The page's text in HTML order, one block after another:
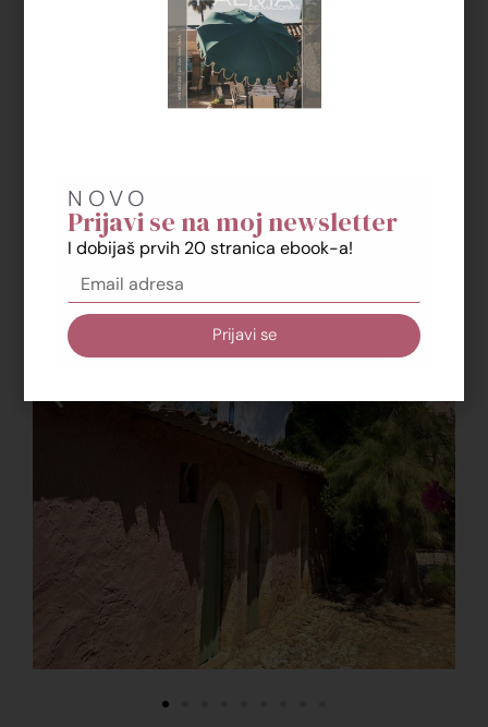
događajima je bila namera autora, ali može biti i
slučajnost ili rezultat Vaše vlastite uznemirene mašte.
NOVO
Prijavi se na moj newsletter
I dobijaš prvih 20 stranica ebook-a!
Prijavi se